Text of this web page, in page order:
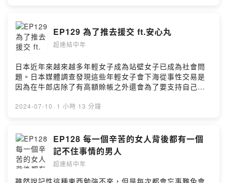
口吻聊聊生活大小事和豆知識，以幽默的方式在這些故事
中找到連結點。FB：超連結中年
https://www.facebook.com/hyperlinkmillennialsQA ：
意見回饋投稿區
https://forms.gle/LJHFtdDNNFGEB4Nw5Powered by
Firstory Hosting
針鋒相對的激烈言論。前陣子一篇在Threads上討論「竹
科太太」這個標籤的文章也是引起公審，「台女不意外」
等偏激言論再次出現。這些言論是不是一種網路引戰？為
寧願遇到熊還是男人釣魚網路引戰匿名性竹科太太相對剝
奪感干卿底事沒有人是笨蛋製造真相誰是得益者誰是被害
者在這裡，中年男子張西恩跟中年女子莫以，用輕鬆的口
找到連結點。FB：超連結中年
https://forms.gle/LJHFtdDNNFGEB4Nw5Powered by
Firstory Hosting
EP129 為了推去援交 ft.安心丸
超連結中年
日本近年來越來越多年輕女子成為站壁女子已成為社會問
題。日本媒體調查發現這些年輕女子會下海從事性交易是
因為在牛郎店除了有高額賒帳之外還會為了要支持自己喜
與這幾年流行的關鍵字「推し」似乎有高度相關性。究竟
本深夜娛樂的一些觀察與心得分享。本集摘要：港區女子
拜金文化立ちんぼ站壁日本南麻布壽司炎上事件壽司店的
不成文禮儀日本飯局妹牛郎店的賒帳制日本前後輩制的體
育會系文化日本的應援當推成為人生存在目的牛郎的指名
團體戰需要被人肯定的「我很重要」男女客人的需求大不
2024-07-10 · 1 小時 13 分鐘
EP128 每一個辛苦的女人背後都有一個
記不住事情的男人
超連結中年
雖然說記性這種東西勉強不來，但是每次都會忘事難免會